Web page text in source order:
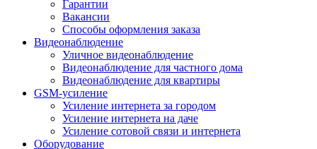
Гарантии
Вакансии
Способы оформления заказа
Видеонаблюдение
Уличное видеонаблюдение
Видеонаблюдение для частного дома
Видеонаблюдение для квартиры
GSM-усиление
Усиление интернета за городом
Усиление интернета на даче
Усиление сотовой связи и интернета
Оборудование